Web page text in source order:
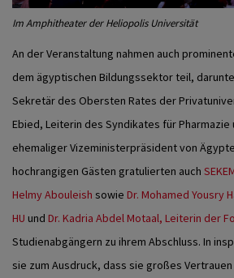
Im Amphitheater der Heliopolis Universität
An der Veranstaltung nahmen auch
dem ägyptischen Bildungssektor teil,
Sekretär des Obersten Rates der
Ebied, Leiterin des Syndikates für Pharmazie
ehemaliger Vizeministerpräsident von
hochrangigen Gästen gratulierten auch
Helmy Abouleish sowie Dr. Mohamed Yousry
HU und Dr. Kadria Abdel Motaal, Leiterin der
Studienabgängern zu ihrem Abschluss. In
sie zum Ausdruck, dass sie großes